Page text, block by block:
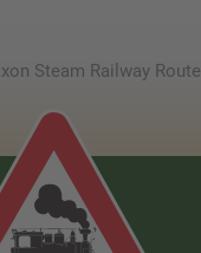
Steam Railway Route